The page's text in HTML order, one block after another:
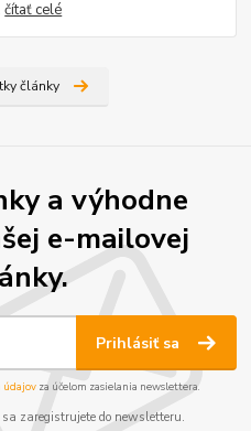
čítať celé
články
a výhodne
e-mailovej
Prihlásiť sa
údajov za účelom zasielania newslettera.
zaregistrujete do newsletteru.